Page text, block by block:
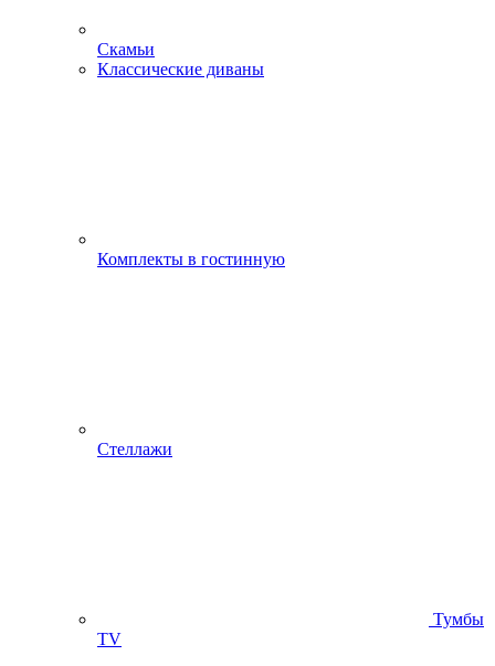
Скамьи
Классические диваны
Комплекты в гостинную
Стеллажи
Тумбы
ТV